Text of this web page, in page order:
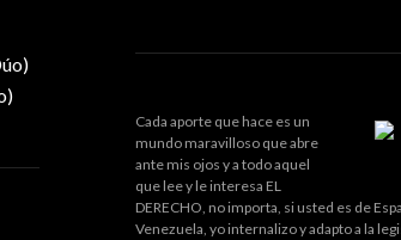
Cada aporte que hace es un
mundo maravilloso que abre
ante mis ojos y a todo aquel
que lee y le interesa EL
DERECHO, no importa, si usted es de
Venezuela, yo internalizo y adapto a la